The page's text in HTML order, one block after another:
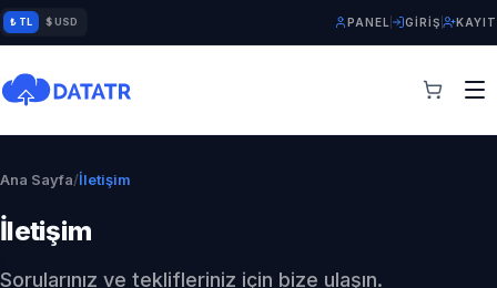
₺ TL $ USD PANEL GIRIŞ KAYIT
Ana Sayfa/İletişim
İletişim
Sorularınız ve teklifleriniz için bize ulaşın.